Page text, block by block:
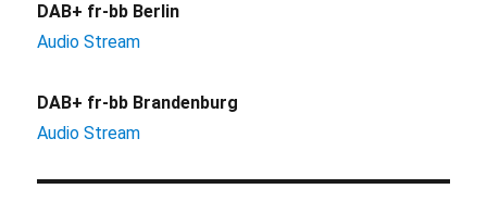
DAB+ fr-bb Berlin
Audio Stream
DAB+ fr-bb Brandenburg
Audio Stream